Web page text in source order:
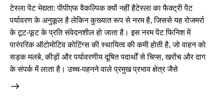
टेस्ला पेंट भेद्यता: पीपीएफ वैकल्पिक क्यों नहीं हैटेस्ला का फैक्ट्री पेंट
पर्यावरण के अनुकूल है लेकिन कुख्यात रूप से नरम है, जिससे यह रोजमर्रा
के टूट-फूट के प्रति संवेदनशील हो जाता है। इस नरम पेंट फिनिश में
पारंपरिक ऑटोमोटिव कोटिंग्स की स्थायित्व की कमी होती है, जो वाहन को
सड़क मलबे, कीड़ों और पर्यावरणीय दूषित पदार्थों से चिप्स, खरोंच और दाग
के संपर्क में लाता है। उच्च-पहनने वाले प्रमुख प्रभाव क्षेत्र जैसे